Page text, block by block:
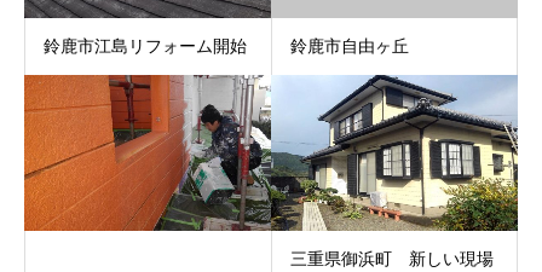
鈴鹿市江島リフォーム開始 鈴鹿市自由ヶ丘
三重県御浜町 新しい現場